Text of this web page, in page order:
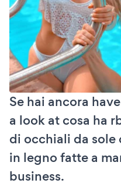
Se hai ancora
a look at cosa ha
di occhiali da sole
in legno fatte a
business.